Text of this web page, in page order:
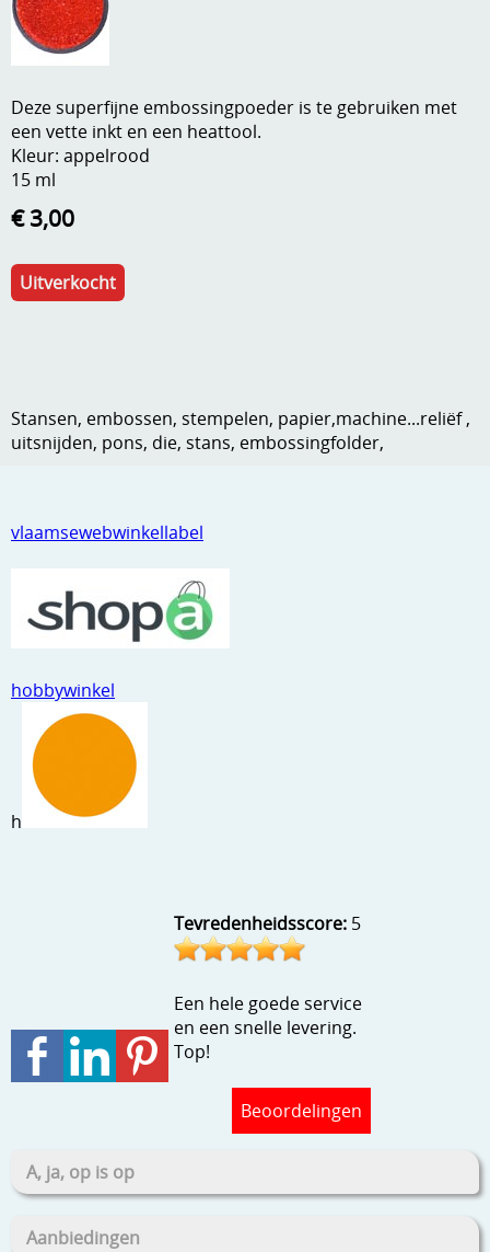
Andere
Boeken en magazines
Dies om te stansen
DVD-CD
Embossen
Handige extra's
Hechtingsmaterialen
Kneedmateriaal
Knipvellen
Merken
Papier en karton
Ribbelaar
Snijmaterialen
Speciaal papier
Template, mask, stencils, grids
Mijn account
Info
Anders creatief
Gastenboek
vlaamsewebwinkellabel
hobbywinkel
h
Tevredenheidsscore: 5
Een hele goede service
en een snelle levering.
Top!
Beoordelingen
A, ja, op is op
Aanbiedingen
Deze superfijne embossingpoeder is te gebruiken met
een vette inkt en een heattool.
Kleur: appelrood
15 ml
€ 3,00
Uitverkocht
Stansen, embossen, stempelen, papier,machine...reliëf ,
uitsnijden, pons, die, stans, embossingfolder,